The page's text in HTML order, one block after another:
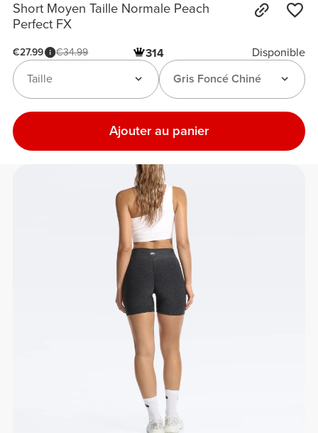
Short Moyen Taille Normale Peach
Perfect FX
€27.99 €34.99 314
Disponible
Gris Foncé Chiné
Taille
Ajouter au panier